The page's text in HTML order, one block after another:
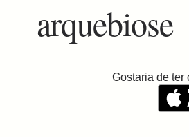
arquebiose
Gostaria de ter